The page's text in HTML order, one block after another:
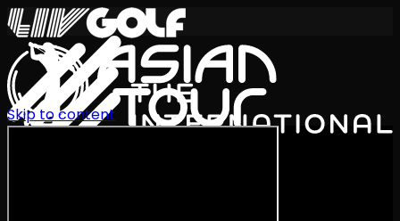
Skip to content